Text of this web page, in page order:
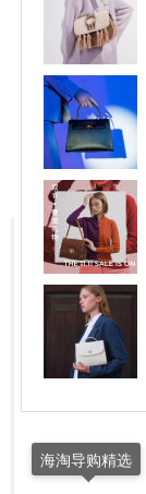
海淘导购精选